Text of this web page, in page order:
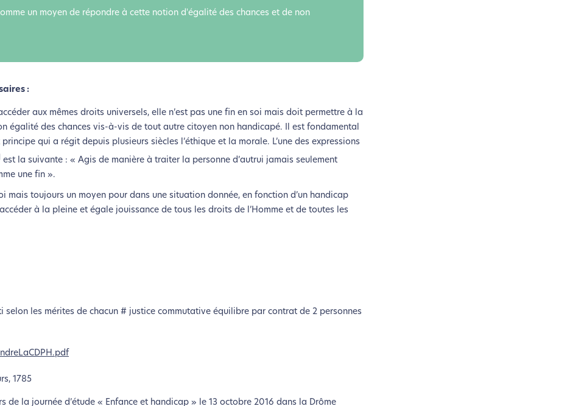
un moyen de répondre à cette notion d'égalité des chances et de non
:
aux mêmes droits universels, elle n’est pas une fin en soi mais doit permettre à la
égalité des chances vis-à-vis de tout autre citoyen non handicapé. Il est fondamental
qui a régit depuis plusieurs siècles l’éthique et la morale. L’une des expressions
est la suivante : « Agis de manière à traiter la personne d’autrui jamais seulement
une fin ».
mais toujours un moyen pour dans une situation donnée, en fonction d’un handicap
à la pleine et égale jouissance de tous les droits de l’Homme et de toutes les
les mérites de chacun # justice commutative équilibre par contrat de 2 personnes
1785
de la journée d’étude « Enfance et handicap » le 13 octobre 2016 dans la Drôme